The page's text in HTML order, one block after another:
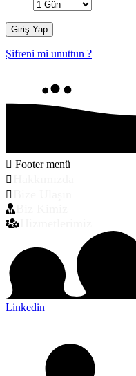
Şifreni mi unuttun ?
Footer menü
Linkedin